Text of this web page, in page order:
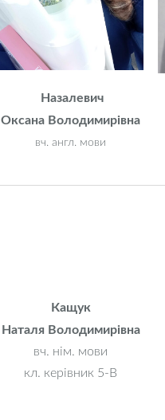
Назалевич
Оксана Володимирівна
вч. англ. мови
Кащук
Наталя Володимирівна
вч. нім. мови
кл. керівник 5-В